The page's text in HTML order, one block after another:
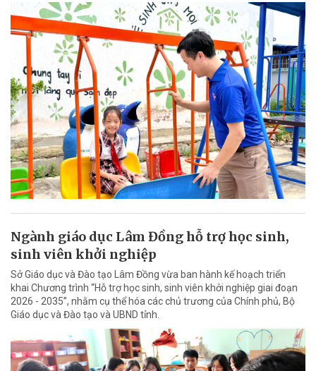
Ngành giáo dục Lâm Đồng hỗ trợ học sinh,
sinh viên khởi nghiệp
Sở Giáo dục và Đào tạo Lâm Đồng vừa ban hành kế hoạch triển
khai Chương trình “Hỗ trợ học sinh, sinh viên khởi nghiệp giai đoạn
2026 - 2035”, nhằm cụ thể hóa các chủ trương của Chính phủ, Bộ
Giáo dục và Đào tạo và UBND tỉnh.